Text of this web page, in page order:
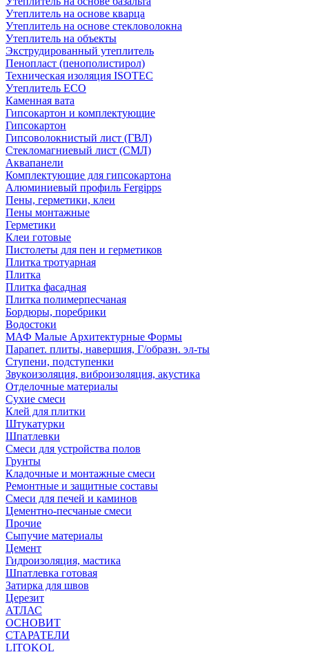
Утеплитель на основе кварца
Утеплитель на основе стекловолокна
Утеплитель на объекты
Экструдированный утеплитель
Пенопласт (пенополистирол)
Техническая изоляция ISOTEC
Утеплитель ECO
Каменная вата
Гипсокартон и комплектующие
Гипсокартон
Гипсоволокнистый лист (ГВЛ)
Стекломагниевый лист (СМЛ)
Аквапанели
Комплектующие для гипсокартона
Алюминиевый профиль Fergipps
Пены, герметики, клеи
Пены монтажные
Герметики
Клеи готовые
Пистолеты для пен и герметиков
Плитка тротуарная
Плитка
Плитка фасадная
Плитка полимерпесчаная
Бордюры, поребрики
Водостоки
МАФ Малые Архитектурные Формы
Парапет. плиты, навершия, Г/образн. эл-ты
Ступени, подступенки
Звукоизоляция, виброизоляция, акустика
Отделочные материалы
Сухие смеси
Клей для плитки
Штукатурки
Шпатлевки
Смеси для устройства полов
Грунты
Кладочные и монтажные смеси
Ремонтные и защитные составы
Смеси для печей и каминов
Цементно-песчаные смеси
Прочие
Сыпучие материалы
Цемент
Гидроизоляция, мастика
Шпатлевка готовая
Затирка для швов
Церезит
АТЛАС
ОСНОВИТ
СТАРАТЕЛИ
LITOKOL